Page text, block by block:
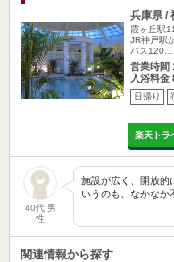
兵庫県 /
霞ヶ丘駅
JR神戸駅
バス120…
営業時間
入浴料金
日帰り
楽天トラ
40代 男
性
施設が広く、開放的
いうのも、なかなか
関連情報から探す